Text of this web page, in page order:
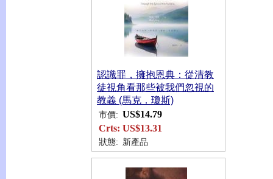
認識罪，擁抱恩典：從清教
徒視角看那些被我們忽視的
教義 (馬克．瓊斯)
市價: US$14.79
Crts: US$13.31
狀態: 新產品